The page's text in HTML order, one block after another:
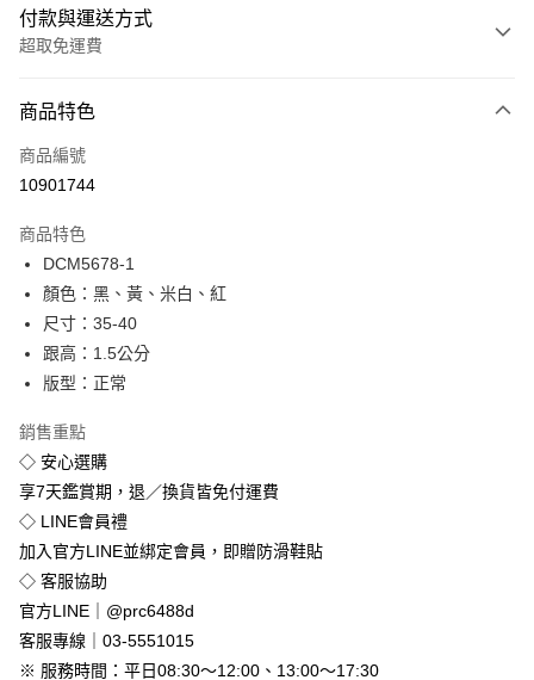
付款與運送方式
超取免運費
信用卡一次付款
超商取貨付款
Apple Pay
街口支付
悠遊付
Google Pay
全盈+PAY
運送方式
全家付款取貨
免運費
付款後全家取貨
免運費
商品特色
商品編號
10901744
商品特色
DCM5678-1
顏色：黑、黃、米白、紅
尺寸：35-40
跟高：1.5公分
版型：正常
銷售重點
◇ 安心選購
享7天鑑賞期，退／換貨皆免付運費
◇ LINE會員禮
加入官方LINE並綁定會員，即贈防滑鞋貼
◇ 客服協助
官方LINE｜@prc6488d
客服專線｜03-5551015
※ 服務時間：平日08:30～12:00、13:00～17:30